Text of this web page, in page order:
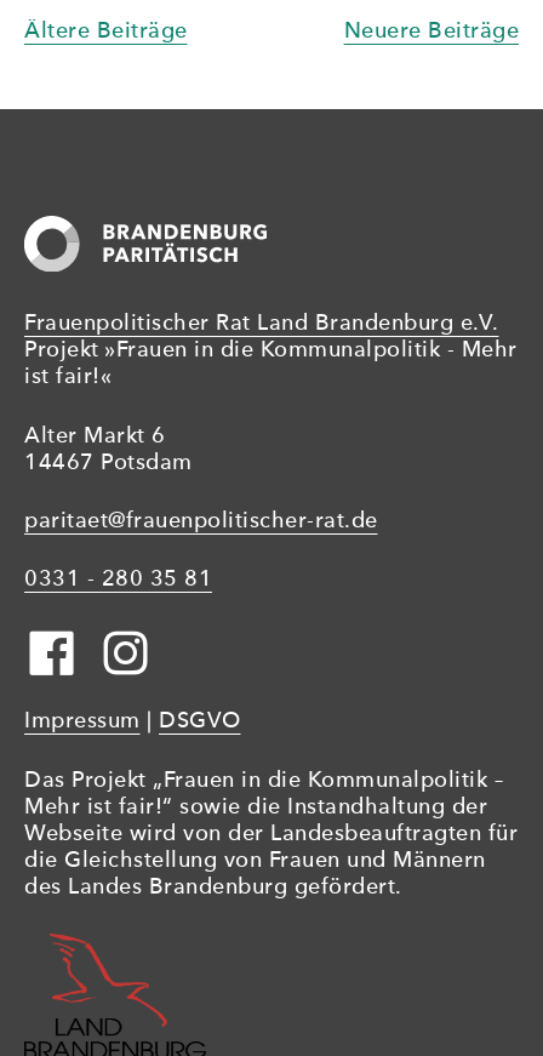
PARITÄT
Beitragsnavigation
Ältere Beiträge Neuere Beiträge
Frauenpolitischer Rat Land Brandenburg e.V.
Projekt »Frauen in die Kommunalpolitik - Mehr
ist fair!«
Alter Markt 6
14467 Potsdam
paritaet@frauenpolitischer-rat.de
0331 - 280 35 81
Impressum DSGVO
Das Projekt „Frauen in die Kommunalpolitik –
Mehr ist fair!“ sowie die Instandhaltung der
Webseite wird von der Landesbeauftragten für
die Gleichstellung von Frauen und Männern
des Landes Brandenburg gefördert.